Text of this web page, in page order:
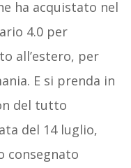
ha acquistato nel
4.0 per
all’estero, per
E si prenda in
del tutto
del 14 luglio,
consegnato